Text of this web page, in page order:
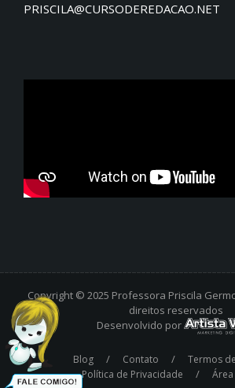
PRISCILA@CURSODEREDACAO.NET
Copyright © 2025 Professora Priscila
direitos reservados
Desenvolvido por
Blog / Contato / Termos
Política de Privacidade /